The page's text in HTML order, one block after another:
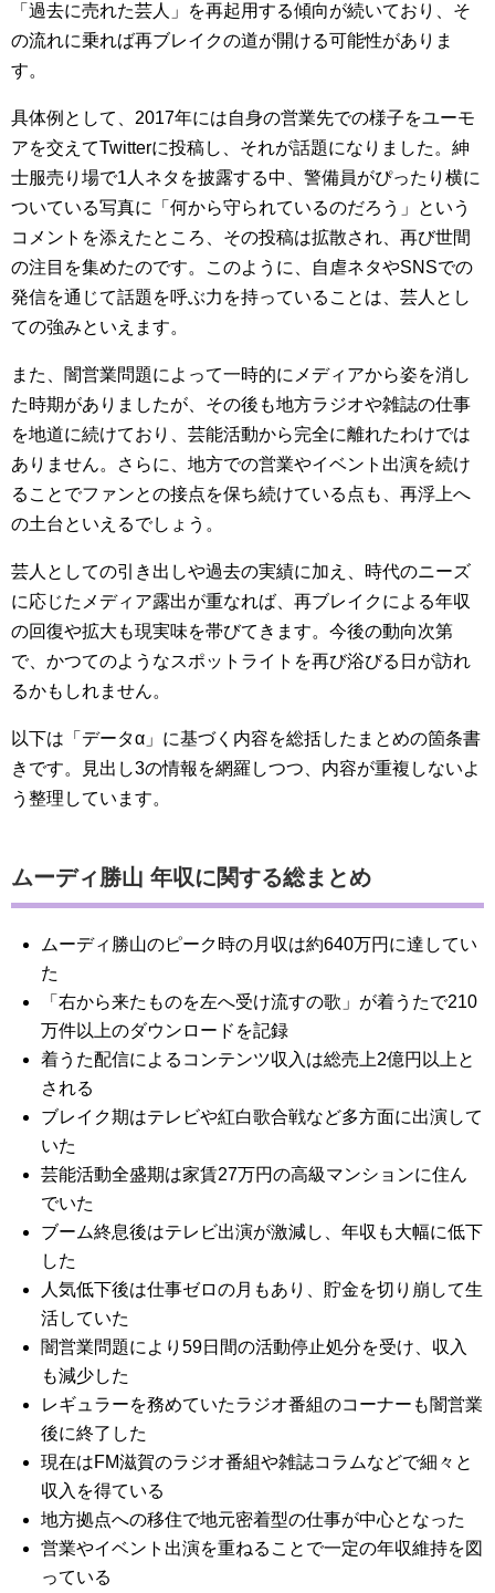
「過去に売れた芸人」を再起用する傾向が続いており、そ
の流れに乗れば再ブレイクの道が開ける可能性がありま
す。
具体例として、2017年には自身の営業先での様子をユーモ
アを交えてTwitterに投稿し、それが話題になりました。紳
士服売り場で1人ネタを披露する中、警備員がぴったり横に
ついている写真に「何から守られているのだろう」という
コメントを添えたところ、その投稿は拡散され、再び世間
の注目を集めたのです。このように、自虐ネタやSNSでの
発信を通じて話題を呼ぶ力を持っていることは、芸人とし
ての強みといえます。
また、闇営業問題によって一時的にメディアから姿を消し
た時期がありましたが、その後も地方ラジオや雑誌の仕事
を地道に続けており、芸能活動から完全に離れたわけでは
ありません。さらに、地方での営業やイベント出演を続け
ることでファンとの接点を保ち続けている点も、再浮上へ
の土台といえるでしょう。
芸人としての引き出しや過去の実績に加え、時代のニーズ
に応じたメディア露出が重なれば、再ブレイクによる年収
の回復や拡大も現実味を帯びてきます。今後の動向次第
で、かつてのようなスポットライトを再び浴びる日が訪れ
るかもしれません。
以下は「データα」に基づく内容を総括したまとめの箇条書
きです。見出し3の情報を網羅しつつ、内容が重複しないよ
う整理しています。
ムーディ勝山 年収に関する総まとめ
ムーディ勝山のピーク時の月収は約640万円に達してい
た
「右から来たものを左へ受け流すの歌」が着うたで210
万件以上のダウンロードを記録
着うた配信によるコンテンツ収入は総売上2億円以上と
される
ブレイク期はテレビや紅白歌合戦など多方面に出演して
いた
芸能活動全盛期は家賃27万円の高級マンションに住ん
でいた
ブーム終息後はテレビ出演が激減し、年収も大幅に低下
した
人気低下後は仕事ゼロの月もあり、貯金を切り崩して生
活していた
闇営業問題により59日間の活動停止処分を受け、収入
も減少した
レギュラーを務めていたラジオ番組のコーナーも闇営業
後に終了した
現在はFM滋賀のラジオ番組や雑誌コラムなどで細々と
収入を得ている
地方拠点への移住で地元密着型の仕事が中心となった
営業やイベント出演を重ねることで一定の年収維持を図
っている